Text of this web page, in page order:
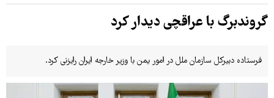
گروندبرگ با عراقچی دیدار کرد
فرستاده دبیرکل سازمان ملل در امور یمن با وزیر خارجه ایران رایزنی کرد.